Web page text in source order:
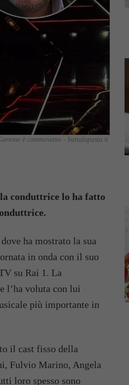
è commovente - buttalapasta.it
conduttrice lo ha fatto
ha mostrato la sua
in onda con il suo
su Rai 1. La
l’ha voluta con lui
più importante in
il cast fisso della
Fulvio Marino, Angela
loro spesso sono